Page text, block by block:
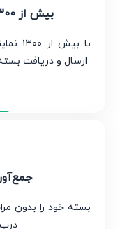
بیش از 1300 نمایندگی در سراسر کشور
با
ارسال و دریافت
بسته خود را بدون